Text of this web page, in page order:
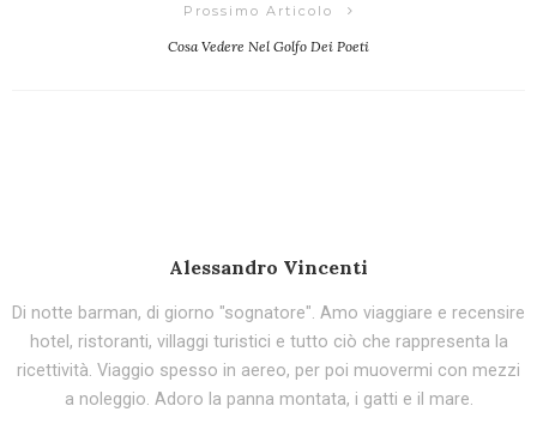
Prossimo Articolo
Cosa Vedere Nel Golfo Dei Poeti
Alessandro Vincenti
Di notte barman, di giorno "sognatore". Amo viaggiare e recensire
hotel, ristoranti, villaggi turistici e tutto ciò che rappresenta la
ricettività. Viaggio spesso in aereo, per poi muovermi con mezzi
a noleggio. Adoro la panna montata, i gatti e il mare.